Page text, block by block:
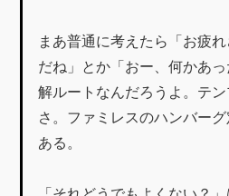
まあ普通に考えたら「お疲
だね」とか「おー、何かあ
解ルートなんだろうよ。テ
さ。ファミレスのハンバー
ある。